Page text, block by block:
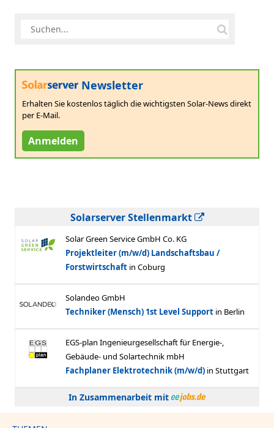
Newsletter
Erhalten Sie kostenlos täglich die wichtigsten Solar-News direkt
per E-Mail.
Anmelden
Solarserver Stellenmarkt
In Zusammenarbeit mit